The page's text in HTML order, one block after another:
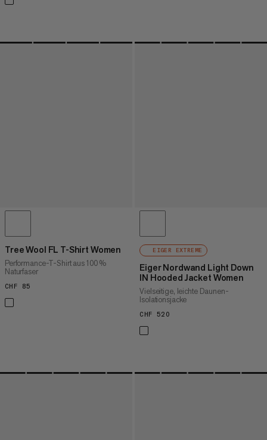
Tree Wool FL T-Shirt Women
Performance-T-Shirt aus 100 %
Naturfaser
CHF 85
EIGER EXTREME
Eiger Nordwand Light Down
IN Hooded Jacket Women
Vielseitige, leichte Daunen-
Isolationsjacke
CHF 520